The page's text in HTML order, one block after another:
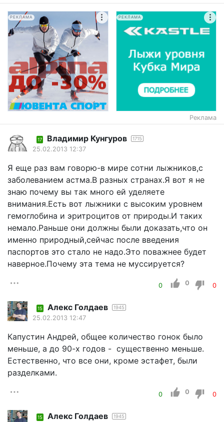
РЕКЛАМА РЕКЛАМА
Реклама
17 Владимир Кунгуров 1715
25.02.2013 12:37
Я еще раз вам говорю-в мире сотни лыжников,с
заболеванием астма.В разных странах.Я вот я не
знаю почему вы так много ей уделяете
внимания.Есть вот лыжники с высоким уровнем
гемоглобина и эритроцитов от природы.И таких
немало.Раньше они должны были доказать,что он
именно природный,сейчас после введения
паспортов это стало не надо.Это поважнее будет
наверное.Почему эта тема не муссируется?
0 0 0
15 Алекс Голдаев 1945
25.02.2013 12:47
Капустин Андрей, общее количество гонок было
меньше, а до 90-х годов - существенно меньше.
Естественно, что все они, кроме эстафет, были
разделками.
0 0 0
15 Алекс Голдаев 1945